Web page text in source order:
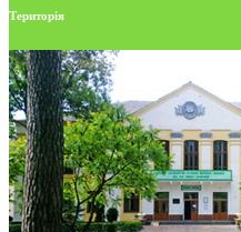
Територія